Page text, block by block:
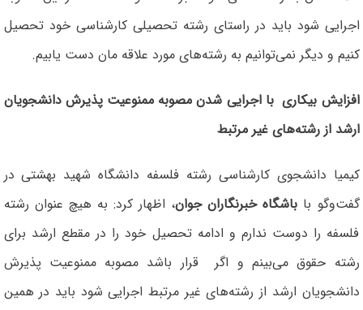
اجرایی شود باید در راستای رشته تحصیلی کارشناسی خود تحصیل
کنیم و دیگر نمی‌توانیم به رشته‌های مورد علاقه مان دست یابیم.
افزایش بیکاری با اجرایی شدن مصوبه ممنوعیت پذیرش دانشجویان
ارشد از رشته‌های غیر مرتبط
کیمیا دانشجوی کارشناسی رشته فلسفه دانشگاه شهید بهشتی در
گفت‌وگو با باشگاه خبرنگاران جوان، اظهار کرد: به هیچ عنوان رشته
فلسفه را دوست ندارم و ادامه تحصیل خود را در مقطع ارشد برای
رشته حقوق می‌بینم و اگر قرار باشد مصوبه ممنوعیت پذیرش
دانشجویان ارشد از رشته‌های غیر مرتبط اجرایی شود باید در همین